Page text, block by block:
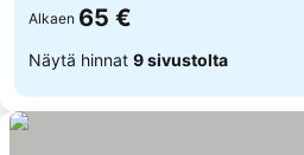
Alkaen 65 €
Näytä hinnat 9 sivustolta